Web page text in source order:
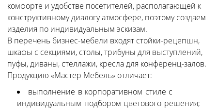
комфорте и удобстве посетителей, располагающей к
конструктивному диалогу атмосфере, поэтому создаем
изделия по индивидуальным эскизам.
В перечень бизнес-мебели входят стойки-рецепшн,
шкафы с секциями, столы, трибуны для выступлений,
пуфы, диваны, стеллажи, кресла для конференц-залов.
Продукцию «Мастер Мебель» отличает:
выполнение в корпоративном стиле с
индивидуальным подбором цветового решения;